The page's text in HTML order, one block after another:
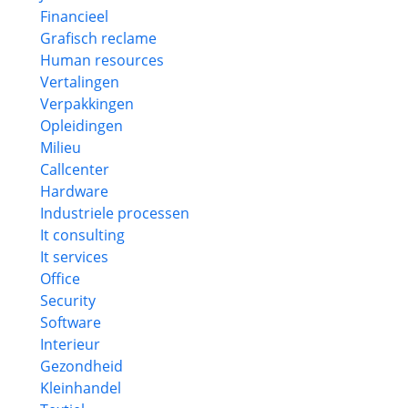
Financieel
Grafisch reclame
Human resources
Vertalingen
Verpakkingen
Opleidingen
Milieu
Callcenter
Hardware
Industriele processen
It consulting
It services
Office
Security
Software
Interieur
Gezondheid
Kleinhandel